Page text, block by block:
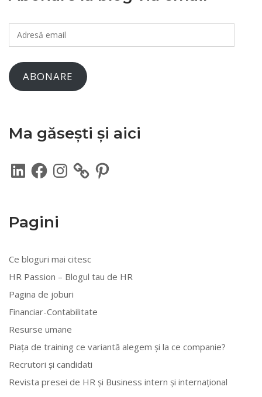
Adresă
email
ABONARE
Ma găsești și aici
LinkedInFacebookInstagram Pinterest
Pagini
Ce bloguri mai citesc
HR Passion – Blogul tau de HR
Pagina de joburi
Financiar-Contabilitate
Resurse umane
Piața de training ce variantă alegem și la ce companie?
Recrutori și candidati
Revista presei de HR și Business intern și internațional